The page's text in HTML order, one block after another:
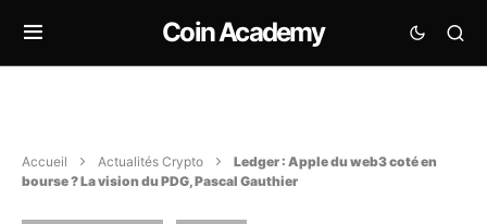
Coin Academy
Accueil Actualités Crypto
Ledger : Apple du web3 coté en
bourse ? La vision du PDG, Pascal Gauthier